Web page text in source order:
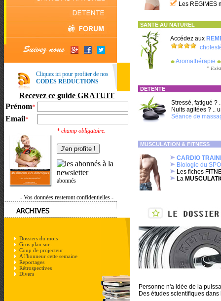
Cliquez ici pour profiter de nos
CODES REDUCTIONS
Recevez ce guide GRATUIT
Prénom*
Email*
* champ obligatoire.
abonnés
- Vos données resteront confidentielles -
Dossiers du mois
Gros plan sur..
Coup de projecteur
A l'honneur cette semaine
Reportages
Rétrospectives
Divers
Les
SANTE AU NATUREL
Accédez aux
Aromathérapie
"
DETENTE
Stressé, fatigué ?
Nuits agitées ? ..
Séance de
MUSCULATION & FITNESS
CARDIO
Biologie du
Les fiches
La
Personne n'a idée de la
Des études scientifiques